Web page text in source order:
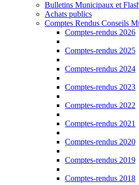
Bulletins Municipaux et
Achats publics
Comptes Rendus Conseils
Comptes-rendus 2026
Comptes-rendus 2025
Comptes-rendus 2024
Comptes-rendus 2023
Comptes-rendus 2022
Comptes-rendus 2021
Comptes-rendus 2020
Comptes-rendus 2019
Comptes-rendus 2018